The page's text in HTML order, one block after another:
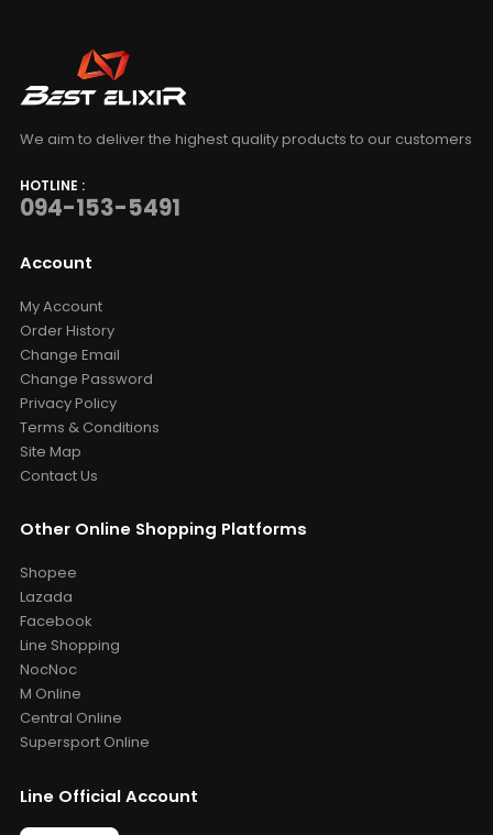
We aim to deliver the highest quality products to our customers
HOTLINE :
094-153-5491
Account
My Account
Order History
Change Email
Change Password
Privacy Policy
Terms & Conditions
Site Map
Contact Us
Other Online Shopping Platforms
Shopee
Lazada
Facebook
Line Shopping
NocNoc
M Online
Central Online
Supersport Online
Line Official Account